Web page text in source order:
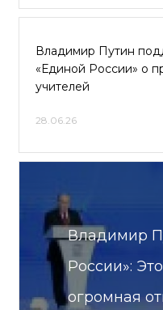
Владимир Путин
«Единой России» о
учителей
28.06.26
Владимир
России»:
огромная